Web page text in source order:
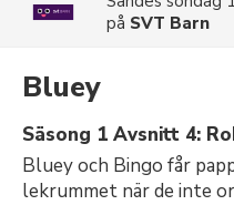
på SVT Barn
Bluey
Säsong 1 Avsnitt 4:
Bluey och Bingo får
lekrummet när de inte